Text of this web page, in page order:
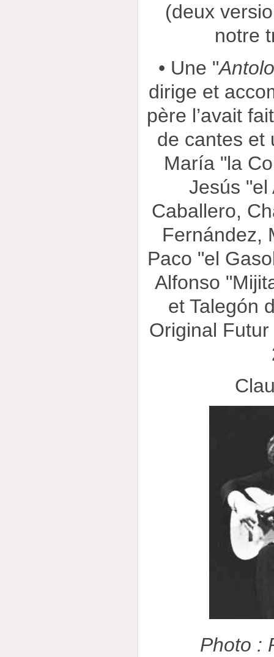
(deux
notre
• Une "
dirige et
père l’avait
de cantes et
María "la
Jesús "el
Caballero,
Fernández,
Paco "el
Alfonso
et Talegón
Original
Photo :